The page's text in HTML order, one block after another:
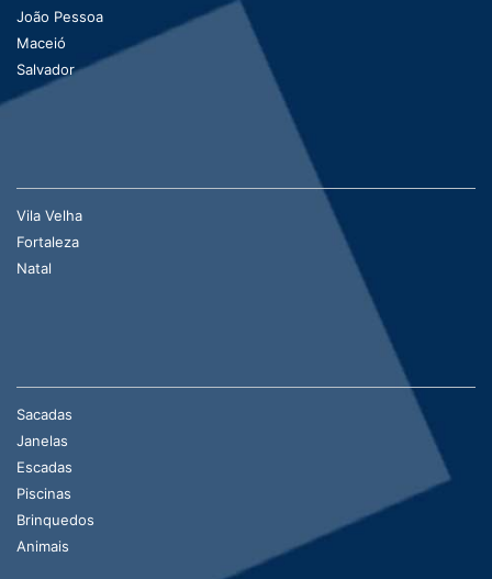
João Pessoa
Maceió
Salvador
Vila Velha
Fortaleza
Natal
Sacadas
Janelas
Escadas
Piscinas
Brinquedos
Animais